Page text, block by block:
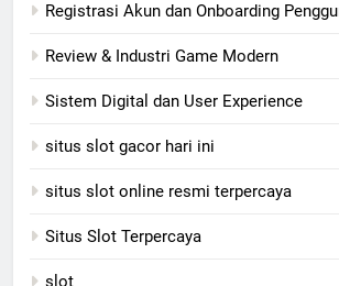
Registrasi Akun dan Onboarding
Review & Industri Game Modern
Sistem Digital dan User Experience
situs slot gacor hari ini
situs slot online resmi terpercaya
Situs Slot Terpercaya
slot